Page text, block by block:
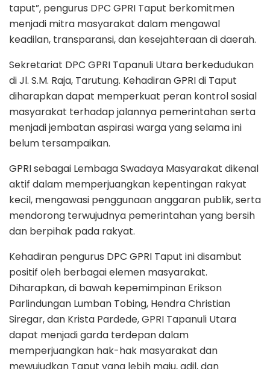
taput”, pengurus DPC GPRI Taput berkomitmen
menjadi mitra masyarakat dalam mengawal
keadilan, transparansi, dan kesejahteraan di daerah.
Sekretariat DPC GPRI Tapanuli Utara berkedudukan
di Jl. S.M. Raja, Tarutung. Kehadiran GPRI di Taput
diharapkan dapat memperkuat peran kontrol sosial
masyarakat terhadap jalannya pemerintahan serta
menjadi jembatan aspirasi warga yang selama ini
belum tersampaikan.
GPRI sebagai Lembaga Swadaya Masyarakat dikenal
aktif dalam memperjuangkan kepentingan rakyat
kecil, mengawasi penggunaan anggaran publik, serta
mendorong terwujudnya pemerintahan yang bersih
dan berpihak pada rakyat.
Kehadiran pengurus DPC GPRI Taput ini disambut
positif oleh berbagai elemen masyarakat.
Diharapkan, di bawah kepemimpinan Erikson
Parlindungan Lumban Tobing, Hendra Christian
Siregar, dan Krista Pardede, GPRI Tapanuli Utara
dapat menjadi garda terdepan dalam
memperjuangkan hak-hak masyarakat dan
mewujudkan Taput yang lebih maju, adil, dan